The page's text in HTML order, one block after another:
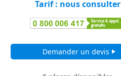
Tarif : nous consulter
Demander un devis play_arrow